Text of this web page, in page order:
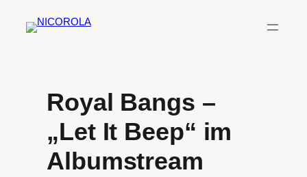
Inhalt
Royal Bangs –
„Let It Beep“ im
Albumstream